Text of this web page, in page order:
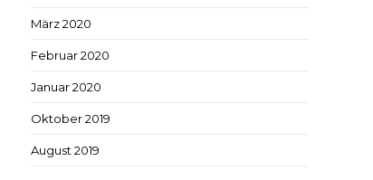
März 2020
Februar 2020
Januar 2020
Oktober 2019
August 2019